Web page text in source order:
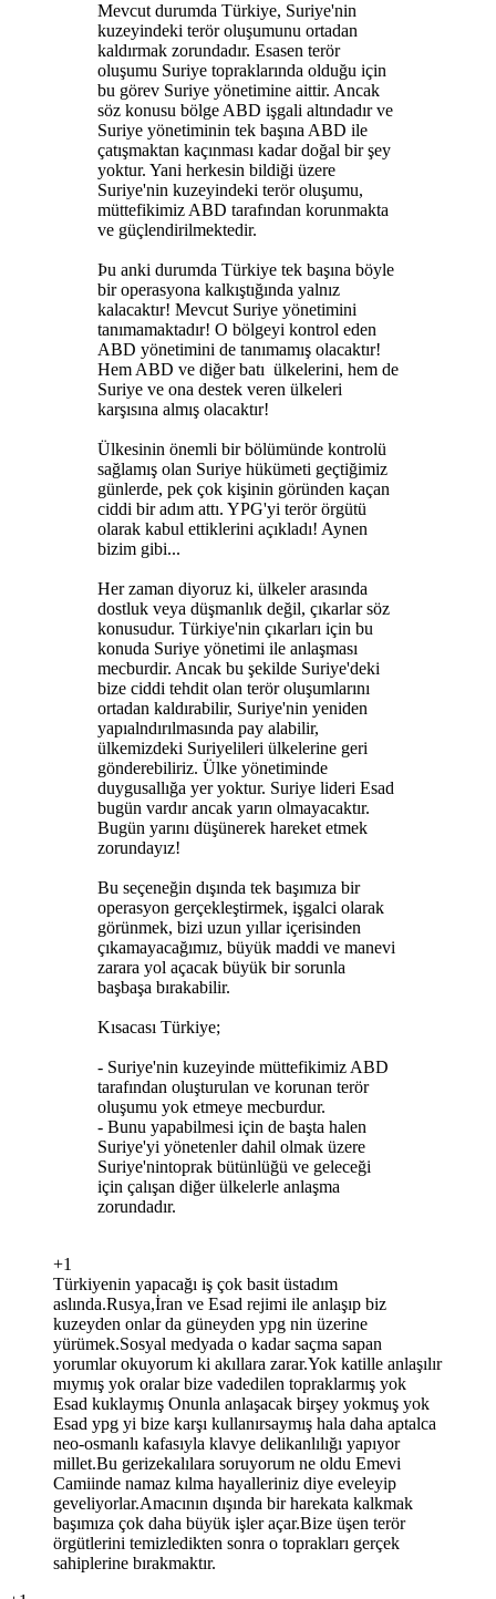
Mevcut durumda Türkiye, Suriye'nin
kuzeyindeki terör oluşumunu ortadan
kaldırmak zorundadır. Esasen terör
oluşumu Suriye topraklarında olduğu için
bu görev Suriye yönetimine aittir. Ancak
söz konusu bölge ABD işgali altındadır ve
Suriye yönetiminin tek başına ABD ile
çatışmaktan kaçınması kadar doğal bir şey
yoktur. Yani herkesin bildiği üzere
Suriye'nin kuzeyindeki terör oluşumu,
müttefikimiz ABD tarafından korunmakta
ve güçlendirilmektedir.
Þu anki durumda Türkiye tek başına böyle
bir operasyona kalkıştığında yalnız
kalacaktır! Mevcut Suriye yönetimini
tanımamaktadır! O bölgeyi kontrol eden
ABD yönetimini de tanımamış olacaktır!
Hem ABD ve diğer batı ülkelerini, hem de
Suriye ve ona destek veren ülkeleri
karşısına almış olacaktır!
Ülkesinin önemli bir bölümünde kontrolü
sağlamış olan Suriye hükümeti geçtiğimiz
günlerde, pek çok kişinin göründen kaçan
ciddi bir adım attı. YPG'yi terör örgütü
olarak kabul ettiklerini açıkladı! Aynen
bizim gibi...
Her zaman diyoruz ki, ülkeler arasında
dostluk veya düşmanlık değil, çıkarlar söz
konusudur. Türkiye'nin çıkarları için bu
konuda Suriye yönetimi ile anlaşması
mecburdir. Ancak bu şekilde Suriye'deki
bize ciddi tehdit olan terör oluşumlarını
ortadan kaldırabilir, Suriye'nin yeniden
yapıalndırılmasında pay alabilir,
ülkemizdeki Suriyelileri ülkelerine geri
gönderebiliriz. Ülke yönetiminde
duygusallığa yer yoktur. Suriye lideri Esad
bugün vardır ancak yarın olmayacaktır.
Bugün yarını düşünerek hareket etmek
zorundayız!
Bu seçeneğin dışında tek başımıza bir
operasyon gerçekleştirmek, işgalci olarak
görünmek, bizi uzun yıllar içerisinden
çıkamayacağımız, büyük maddi ve manevi
zarara yol açacak büyük bir sorunla
başbaşa bırakabilir.
Kısacası Türkiye;
- Suriye'nin kuzeyinde müttefikimiz ABD
tarafından oluşturulan ve korunan terör
oluşumu yok etmeye mecburdur.
- Bunu yapabilmesi için de başta halen
Suriye'yi yönetenler dahil olmak üzere
Suriye'nintoprak bütünlüğü ve geleceği
için çalışan diğer ülkelerle anlaşma
zorundadır.
+1
Türkiyenin yapacağı iş çok basit üstadım
aslında.Rusya,İran ve Esad rejimi ile anlaşıp biz
kuzeyden onlar da güneyden ypg nin üzerine
yürümek.Sosyal medyada o kadar saçma sapan
yorumlar okuyorum ki akıllara zarar.Yok katille anlaşılır
mıymış yok oralar bize vadedilen topraklarmış yok
Esad kuklaymış Onunla anlaşacak birşey yokmuş yok
Esad ypg yi bize karşı kullanırsaymış hala daha aptalca
neo-osmanlı kafasıyla klavye delikanlılığı yapıyor
millet.Bu gerizekalılara soruyorum ne oldu Emevi
Camiinde namaz kılma hayalleriniz diye eveleyip
geveliyorlar.Amacının dışında bir harekata kalkmak
başımıza çok daha büyük işler açar.Bize üşen terör
örgütlerini temizledikten sonra o toprakları gerçek
sahiplerine bırakmaktır.